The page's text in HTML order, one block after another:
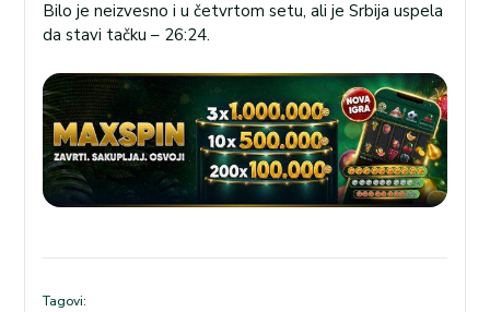
Bilo je neizvesno i u četvrtom setu, ali je Srbija uspela
da stavi tačku – 26:24.
Tagovi: